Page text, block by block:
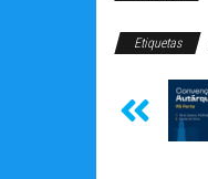
Etiquetas